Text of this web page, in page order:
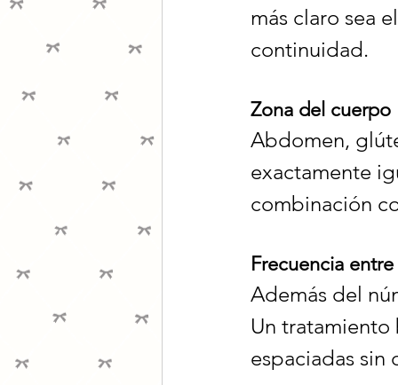
más claro sea
continuidad.
Zona del cuerpo
Abdomen,
exactamente
combinación
Frecuencia
Además del
Un tratamiento
espaciadas sin